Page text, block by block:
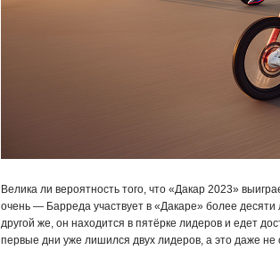
Велика ли вероятность того, что «Дакар 2023»
очень — Барреда участвует в «Дакаре» более
другой же, он находится в пятёрке лидеров и едет
первые дни уже лишился двух лидеров, а это даже не